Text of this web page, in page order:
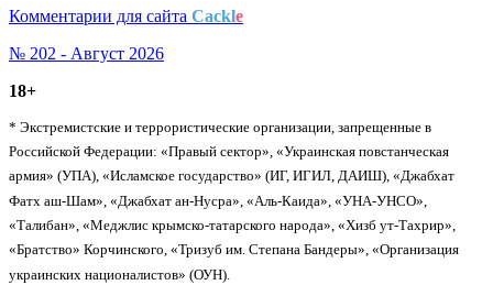
Комментарии для сайта Cackle
№ 202 - Август 2026
18+
* Экстремистские и террористические организации, запрещенные в
Российской Федерации: «Правый сектор», «Украинская повстанческая
армия» (УПА), «Исламское государство» (ИГ, ИГИЛ, ДАИШ), «Джабхат
Фатх аш-Шам», «Джабхат ан-Нусра», «Аль-Каида», «УНА-УНСО»,
«Талибан», «Меджлис крымско-татарского народа», «Хизб ут-Тахрир»,
«Братство» Корчинского, «Тризуб им. Степана Бандеры», «Организация
украинских националистов» (ОУН).